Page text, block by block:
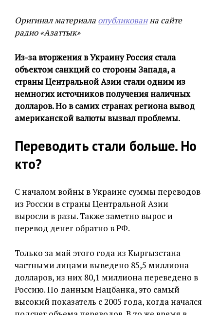
Оригинал материала опубликованна сайте
радио «Азаттык»
Из-за вторжения в Украину Россия стала
объектом санкций со стороны Запада, а
страны Центральной Азии стали одним из
немногих источников получения наличных
долларов. Но в самих странах региона вывод
американской валюты вызвал проблемы.
Переводить стали больше. Но
кто?
С началом войны в Украине суммы переводов
из России в страны Центральной Азии
выросли в разы. Также заметно вырос и
перевод денег обратно в РФ.
Только за май этого года из Кыргызстана
частными лицами выведено 85,5 миллиона
долларов, из них 80,1 миллиона переведено в
Россию. По данным Нацбанка, это самый
высокий показатель с 2005 года, когда начался